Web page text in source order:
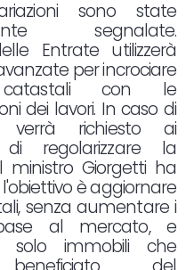
sono state
segnalate.
Entrate utilizzerà
per incrociare
con le
dei lavori. In caso di
verrà richiesto ai
di regolarizzare la
ministro Giorgetti ha
è aggiornare
senza aumentare i
al mercato, e
solo immobili che